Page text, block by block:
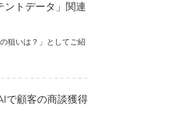
トデータ」関連
狙いは？」としてご紹
で顧客の商談獲得